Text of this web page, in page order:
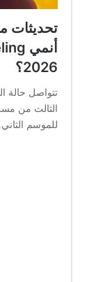
تحديثات
2026؟
تتواصل حالة
للموسم